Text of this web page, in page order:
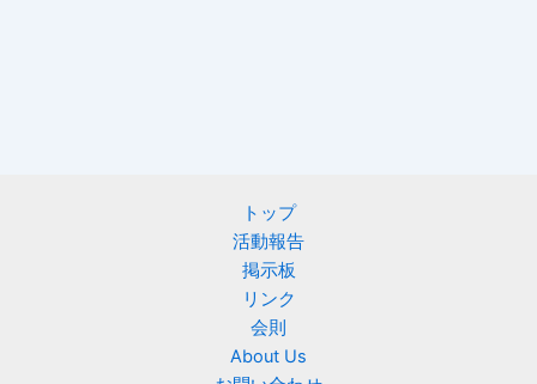
トップ
活動報告
掲示板
リンク
会則
About Us